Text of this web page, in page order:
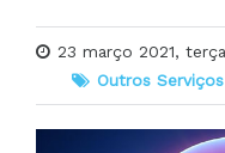
23 março 2021,
Outros